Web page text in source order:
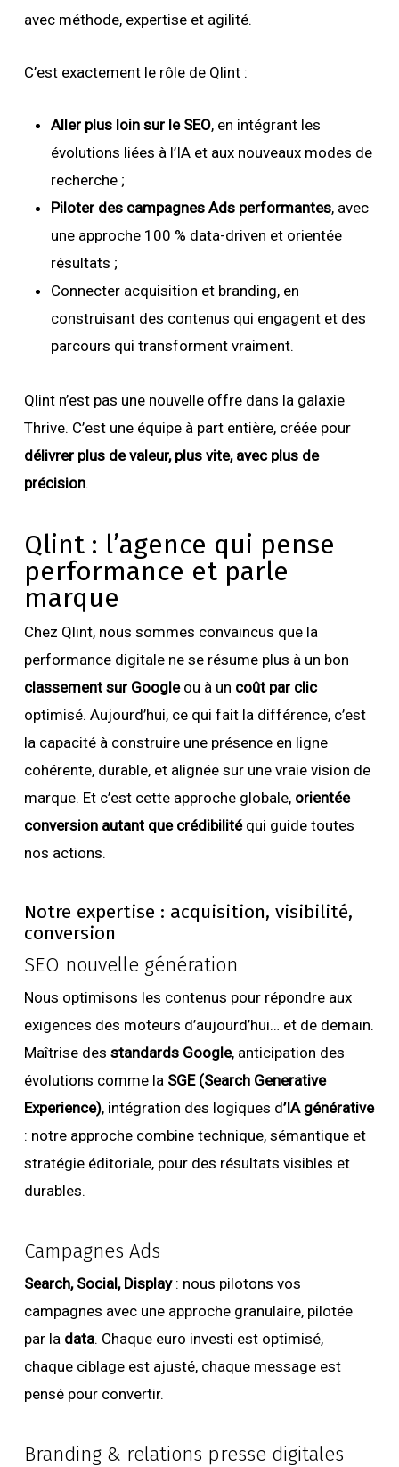
avec méthode, expertise et agilité.
C’est exactement le rôle de Qlint :
Aller plus loin sur le SEO, en intégrant les
évolutions liées à l’IA et aux nouveaux modes de
recherche ;
Piloter des campagnes Ads performantes, avec
une approche 100 % data-driven et orientée
résultats ;
Connecter acquisition et branding, en
construisant des contenus qui engagent et des
parcours qui transforment vraiment.
Qlint n’est pas une nouvelle offre dans la galaxie
Thrive. C’est une équipe à part entière, créée pour
délivrer plus de valeur, plus vite, avec plus de
précision.
Qlint : l’agence qui pense
performance et parle
marque
Chez Qlint, nous sommes convaincus que la
performance digitale ne se résume plus à un bon
classement sur Googleou à un coût par clic
optimisé. Aujourd’hui, ce qui fait la différence, c’est
la capacité à construire une présence en ligne
cohérente, durable, et alignée sur une vraie vision de
marque. Et c’est cette approche globale, orientée
conversion autant que crédibilitéqui guide toutes
nos actions.
Notre expertise : acquisition, visibilité,
conversion
SEO nouvelle génération
Nous optimisons les contenus pour répondre aux
exigences des moteurs d’aujourd’hui… et de demain.
Maîtrise des standards Google, anticipation des
évolutions comme la SGE (Search Generative
Experience), intégration des logiques d’IA générative
: notre approche combine technique, sémantique et
stratégie éditoriale, pour des résultats visibles et
durables.
Campagnes Ads
Search, Social, Display : nous pilotons vos
campagnes avec une approche granulaire, pilotée
par la data. Chaque euro investi est optimisé,
chaque ciblage est ajusté, chaque message est
pensé pour convertir.
Branding & relations presse digitales